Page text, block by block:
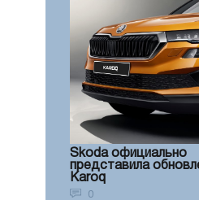
Skoda официально
представила
Karoq
0